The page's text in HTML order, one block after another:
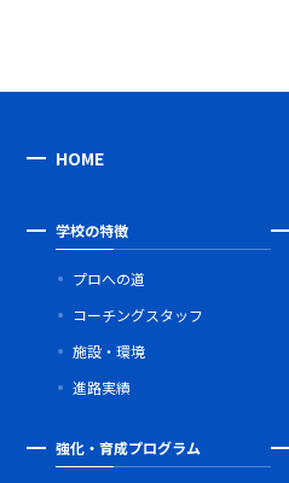
HOME
学校の特徴
プロへの道
コーチングスタッフ
施設・環境
進路実績
強化・育成プログラム